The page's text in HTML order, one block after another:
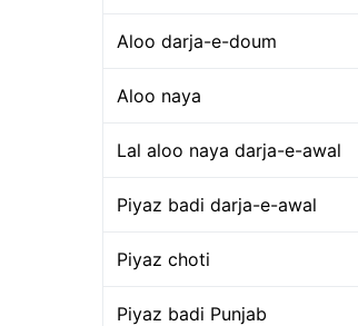
Aloo darja-e-doum
Aloo naya
Lal aloo naya darja-e-awal
Piyaz badi darja-e-awal
Piyaz choti
Piyaz badi Punjab